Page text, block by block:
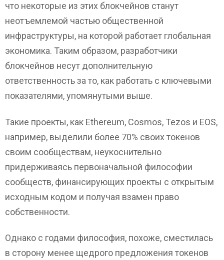
что некоторые из этих блокчейнов станут
неотъемлемой частью общественной
инфраструктуры, на которой работает глобальная
экономика. Таким образом, разработчики
блокчейнов несут дополнительную
ответственность за то, как работать с ключевыми
показателями, упомянутыми выше.
Такие проекты, как Ethereum, Cosmos, Tezos и EOS,
например, выделили более 70% своих токенов
своим сообществам, неукоснительно
придерживаясь первоначальной философии
сообществ, финансирующих проекты с открытым
исходным кодом и получая взамен право
собственности.
Однако с годами философия, похоже, сместилась
в сторону менее щедрого предложения токенов